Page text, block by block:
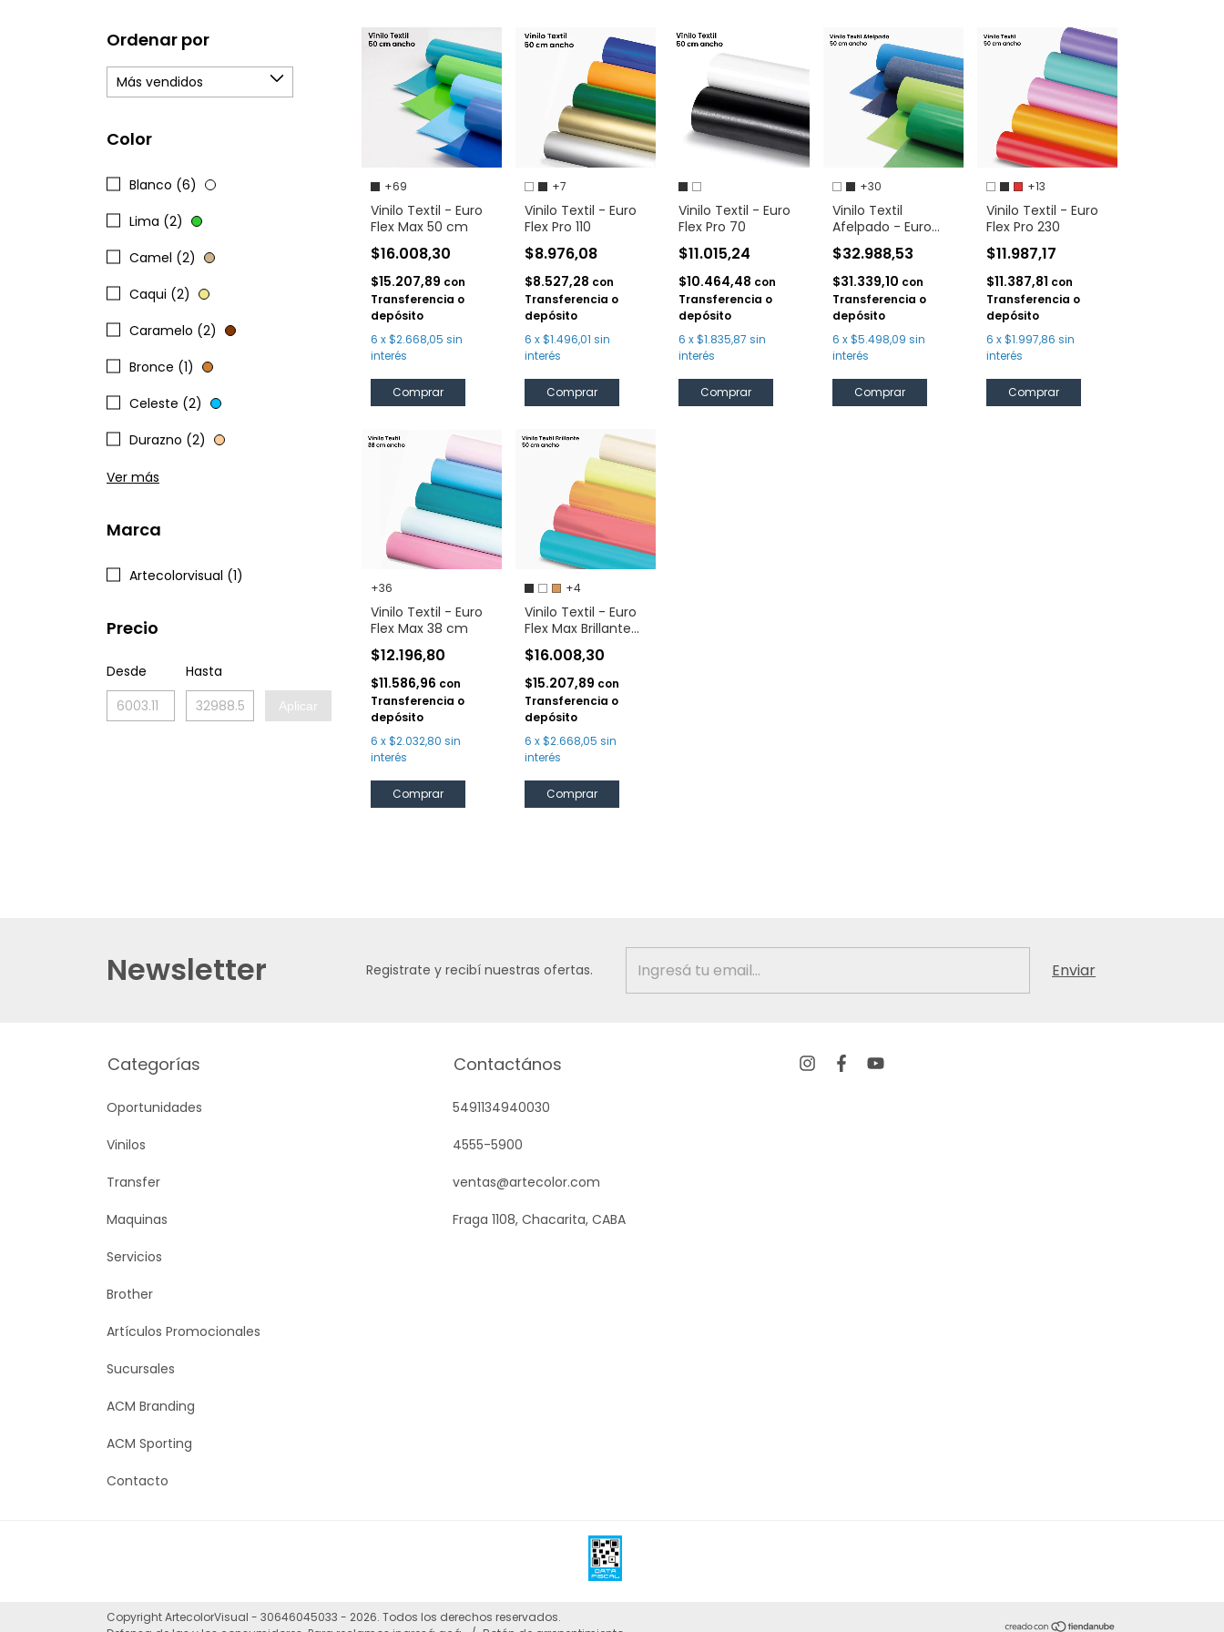
Ordenar por
Color
Blanco (6)
Lima (2)
Camel (2)
Caqui (2)
Caramelo (2)
Bronce (1)
Celeste (2)
Durazno (2)
Ver más
Marca
Artecolorvisual (1)
Precio
Desde Hasta
Aplicar
+69
Vinilo Textil - Euro
Flex Max 50 cm
$16.008,30
$15.207,89 con
Transferencia o
depósito
6 x$2.668,05 sin
interés
Comprar
+7
Vinilo Textil - Euro
Flex Pro 110
$8.976,08
$8.527,28 con
Transferencia o
depósito
6 x$1.496,01 sin
interés
Comprar
Vinilo Textil - Euro
Flex Pro 70
$11.015,24
$10.464,48 con
Transferencia o
depósito
6 x$1.835,87 sin
interés
Comprar
+30
Vinilo Textil
Afelpado - Euro
Flock
$32.988,53
$31.339,10 con
Transferencia o
depósito
6 x$5.498,09 sin
interés
Comprar
+13
Vinilo Textil - Euro
Flex Pro 230
$11.987,17
$11.387,81 con
Transferencia o
depósito
6 x$1.997,86 sin
interés
Comprar
+36
Vinilo Textil - Euro
Flex Max 38 cm
$12.196,80
$11.586,96 con
Transferencia o
depósito
6 x$2.032,80 sin
interés
Comprar
+4
Vinilo Textil - Euro
Flex Max Brillante
50 cm
$16.008,30
$15.207,89 con
Transferencia o
depósito
6 x$2.668,05 sin
interés
Comprar
Newsletter Registrate y recibí nuestras ofertas.
Categorías
Oportunidades
Vinilos
Transfer
Maquinas
Servicios
Brother
Artículos Promocionales
Sucursales
ACM Branding
ACM Sporting
Contacto
Contactános
5491134940030
4555-5900
ventas@artecolor.com
Fraga 1108, Chacarita, CABA
Copyright ArtecolorVisual - 30646045033 - 2026. Todos los derechos reservados.